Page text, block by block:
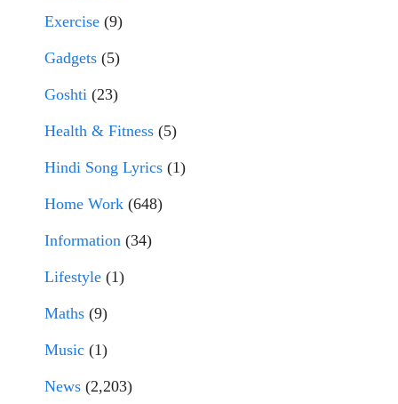
Exercise (9)
Gadgets (5)
Goshti (23)
Health & Fitness (5)
Hindi Song Lyrics (1)
Home Work (648)
Information (34)
Lifestyle (1)
Maths (9)
Music (1)
News (2,203)